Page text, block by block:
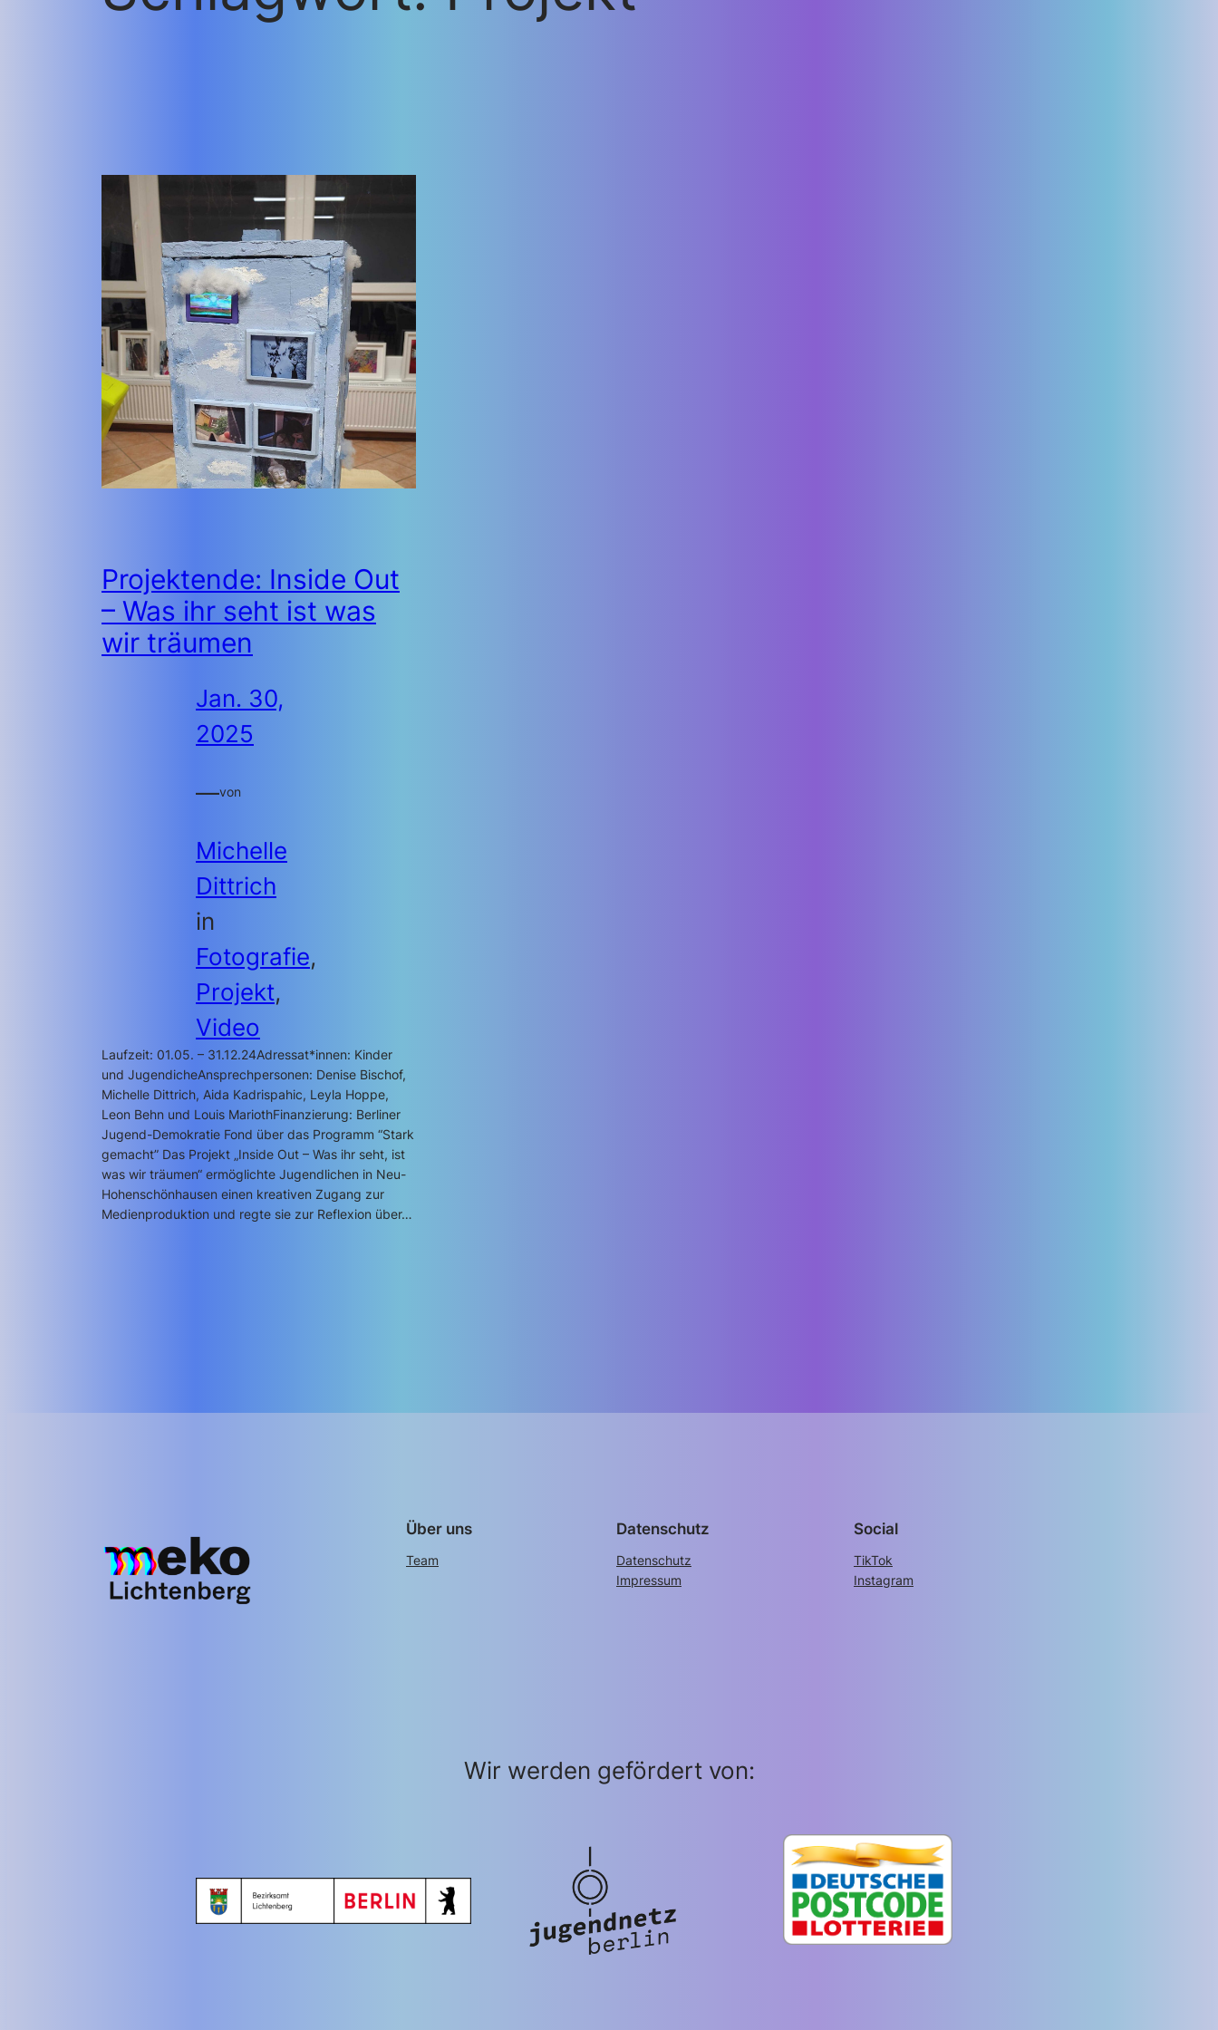
Projektende: Inside Out
– Was ihr seht ist was
wir träumen
Jan. 30,
2025
—von
Michelle
Dittrich
in
Fotografie
Projekt
Video
Laufzeit: 01.05. – 31.12.24Adressat*innen: Kinder
und JugendicheAnsprechpersonen: Denise Bischof,
Michelle Dittrich, Aida Kadrispahic, Leyla Hoppe,
Leon Behn und Louis MariothFinanzierung: Berliner
Jugend-Demokratie Fond über das Programm “Stark
gemacht” Das Projekt „Inside Out – Was ihr seht, ist
was wir träumen“ ermöglichte Jugendlichen in Neu-
Hohenschönhausen einen kreativen Zugang zur
Medienproduktion und regte sie zur Reflexion über…
Über uns
Team
Datenschutz
Datenschutz
Impressum
Social
TikTok
Instagram
Wir werden gefördert von: